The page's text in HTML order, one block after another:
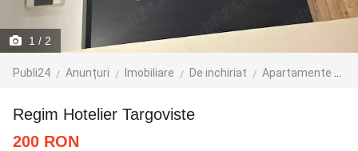
1 / 2
Publi24 Anunțuri Imobiliare De inchiriat Apartamente de inchiriat
Regim Hotelier Targoviste
200 RON